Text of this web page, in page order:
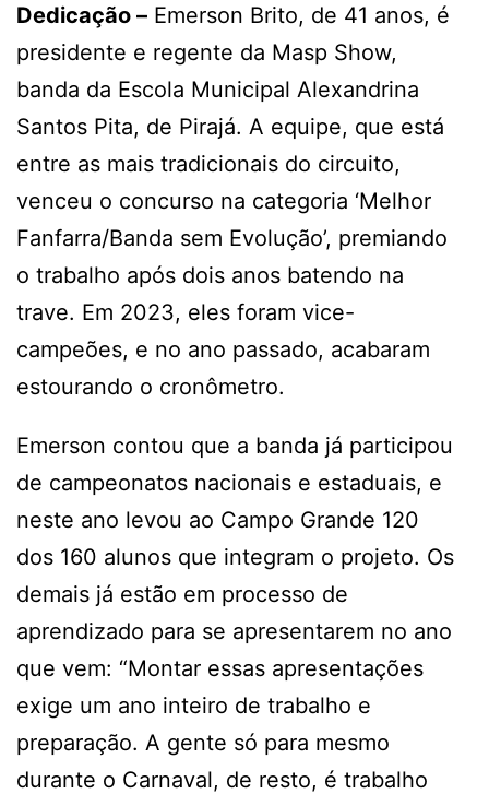
Dedicação – Emerson Brito, de 41 anos, é
presidente e regente da Masp Show,
banda da Escola Municipal Alexandrina
Santos Pita, de Pirajá. A equipe, que está
entre as mais tradicionais do circuito,
venceu o concurso na categoria ‘Melhor
Fanfarra/Banda sem Evolução’, premiando
o trabalho após dois anos batendo na
trave. Em 2023, eles foram vice-
campeões, e no ano passado, acabaram
estourando o cronômetro.
Emerson contou que a banda já participou
de campeonatos nacionais e estaduais, e
neste ano levou ao Campo Grande 120
dos 160 alunos que integram o projeto. Os
demais já estão em processo de
aprendizado para se apresentarem no ano
que vem: “Montar essas apresentações
exige um ano inteiro de trabalho e
preparação. A gente só para mesmo
durante o Carnaval, de resto, é trabalho